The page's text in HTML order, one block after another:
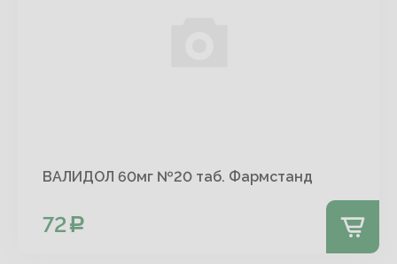
ВАЛИДОЛ 60мг №20 таб. Фармстанд
72